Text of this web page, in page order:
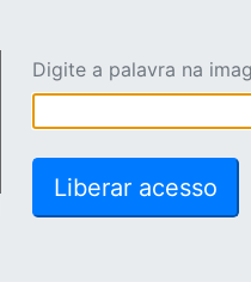
Digite a palavra na